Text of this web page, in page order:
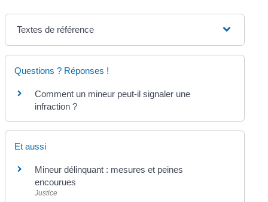
Textes de référence
Questions ? Réponses !
Comment un mineur peut-il signaler une
infraction ?
Et aussi
Mineur délinquant : mesures et peines
encourues
Justice